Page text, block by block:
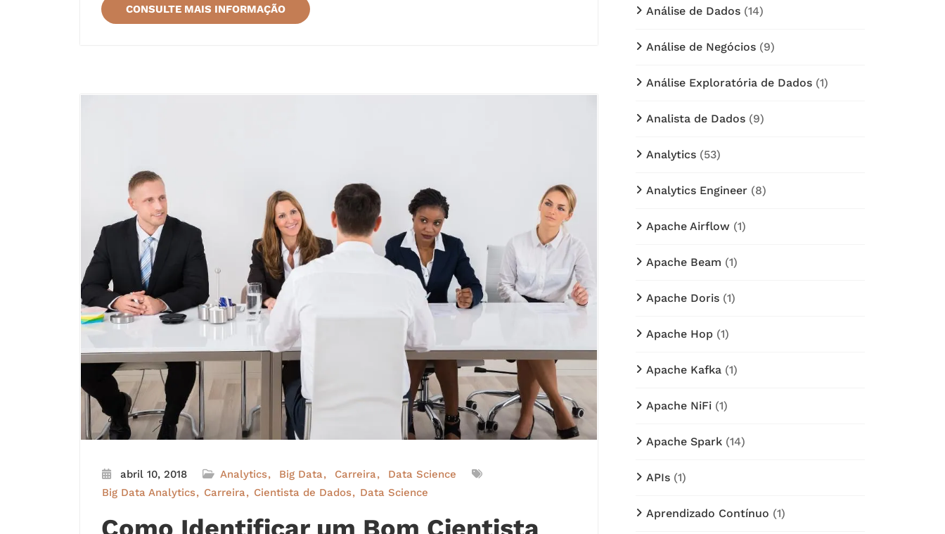
CONSULTE MAIS INFORMAÇÃO
abril 10, 2018 Analytics Big Data Carreira
Data Science
Big Data Analytics
Carreira Cientista de Dados Data Science
Análise de Dados (14)
Análise de Negócios (9)
Análise Exploratória de Dados (1)
Analista de Dados (9)
Analytics (53)
Analytics Engineer (8)
Apache Airflow (1)
Apache Beam (1)
Apache Doris (1)
Apache Hop (1)
Apache Kafka (1)
Apache NiFi (1)
Apache Spark (14)
APIs (1)
Aprendizado Contínuo (1)